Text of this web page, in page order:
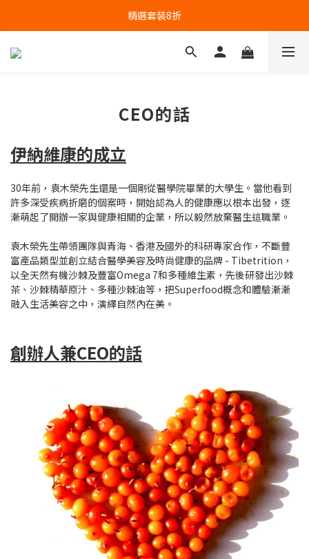
精選套裝8折
CEO的話
伊納維康的成立
30年前，袁木榮先生還是一個剛從醫學院畢業的大學生。當他看到
許多深受疾病折磨的個案時，開始認為人的健康應以根本出發，逐
漸萌起了開辦一家與健康相關的企業，所以毅然放棄醫生這職業。
袁木榮先生帶領團隊與青海、香港及國外的科研專家合作，不斷豐
富產品類型並創立結合醫學美容及時尚健康的品牌 - Tibetrition，
以全天然有機沙棘及豐富Omega 7和多種維生素，先後研發出沙棘
茶、沙棘精華原汁、多種沙棘油等，把Superfood概念和體驗漸漸
融入生活美容之中，演繹自然內在美。
創辦人兼CEO的話